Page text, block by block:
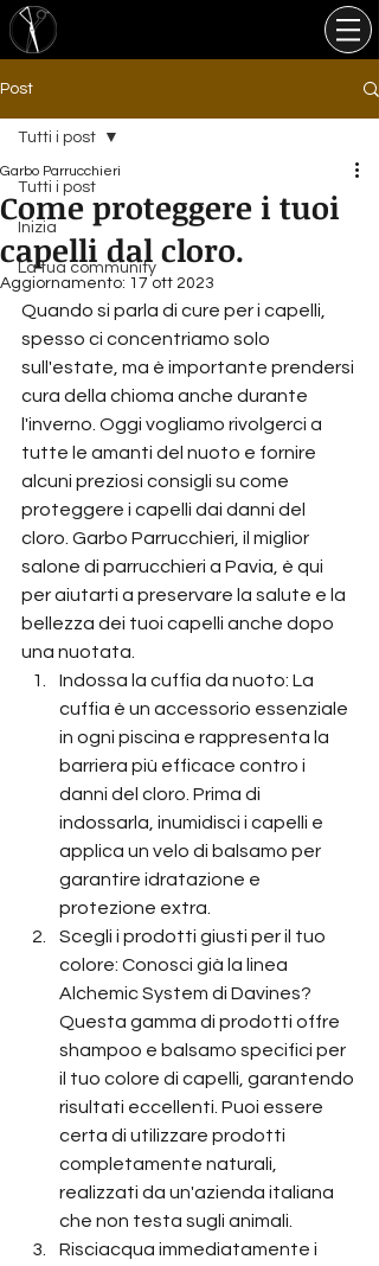
Post
Tutti i post
Inizia
La tua community
Tutti i post
Come proteggere i tuoi
capelli dal cloro.
Garbo Parrucchieri
Aggiornamento: 17 ott 2023
Quando si parla di cure per i capelli,
spesso ci concentriamo solo
sull'estate, ma è importante prendersi
cura della chioma anche durante
l'inverno. Oggi vogliamo rivolgerci a
tutte le amanti del nuoto e fornire
alcuni preziosi consigli su come
proteggere i capelli dai danni del
cloro. Garbo Parrucchieri, il miglior
salone di parrucchieri a Pavia, è qui
per aiutarti a preservare la salute e la
bellezza dei tuoi capelli anche dopo
una nuotata.
Indossa la cuffia da nuoto: La
cuffia è un accessorio essenziale
in ogni piscina e rappresenta la
barriera più efficace contro i
danni del cloro. Prima di
indossarla, inumidisci i capelli e
applica un velo di balsamo per
garantire idratazione e
protezione extra.
Scegli i prodotti giusti per il tuo
colore: Conosci già la linea
Alchemic System di Davines?
Questa gamma di prodotti offre
shampoo e balsamo specifici per
il tuo colore di capelli, garantendo
risultati eccellenti. Puoi essere
certa di utilizzare prodotti
completamente naturali,
realizzati da un'azienda italiana
che non testa sugli animali.
Risciacqua immediatamente i